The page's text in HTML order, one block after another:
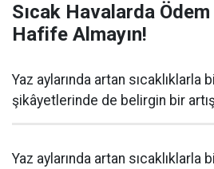
Sıcak Havalarda
Hafife Almayın!
Yaz aylarında artan sıcaklıklarla
şikâyetlerinde de belirgin bir artış
Yaz aylarında artan sıcaklıklarla